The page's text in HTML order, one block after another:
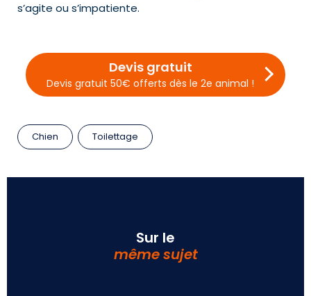
s’agite ou s’impatiente.
Devis gratuit
Devis gratuit 50€ offerts dès le 2e animal !
Chien Toilettage
Sur le
même sujet